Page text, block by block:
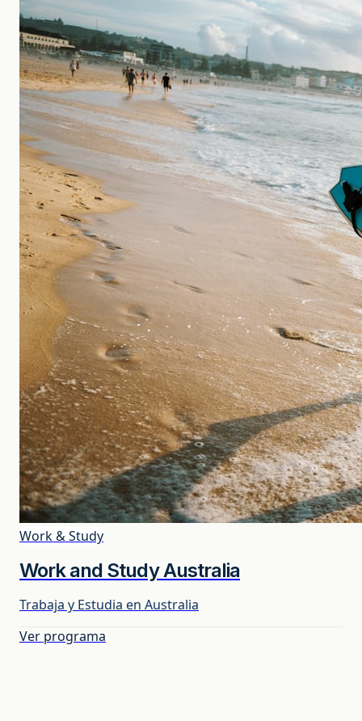
Work & Study
Work and Study Australia
Trabaja y Estudia en Australia
Ver programa